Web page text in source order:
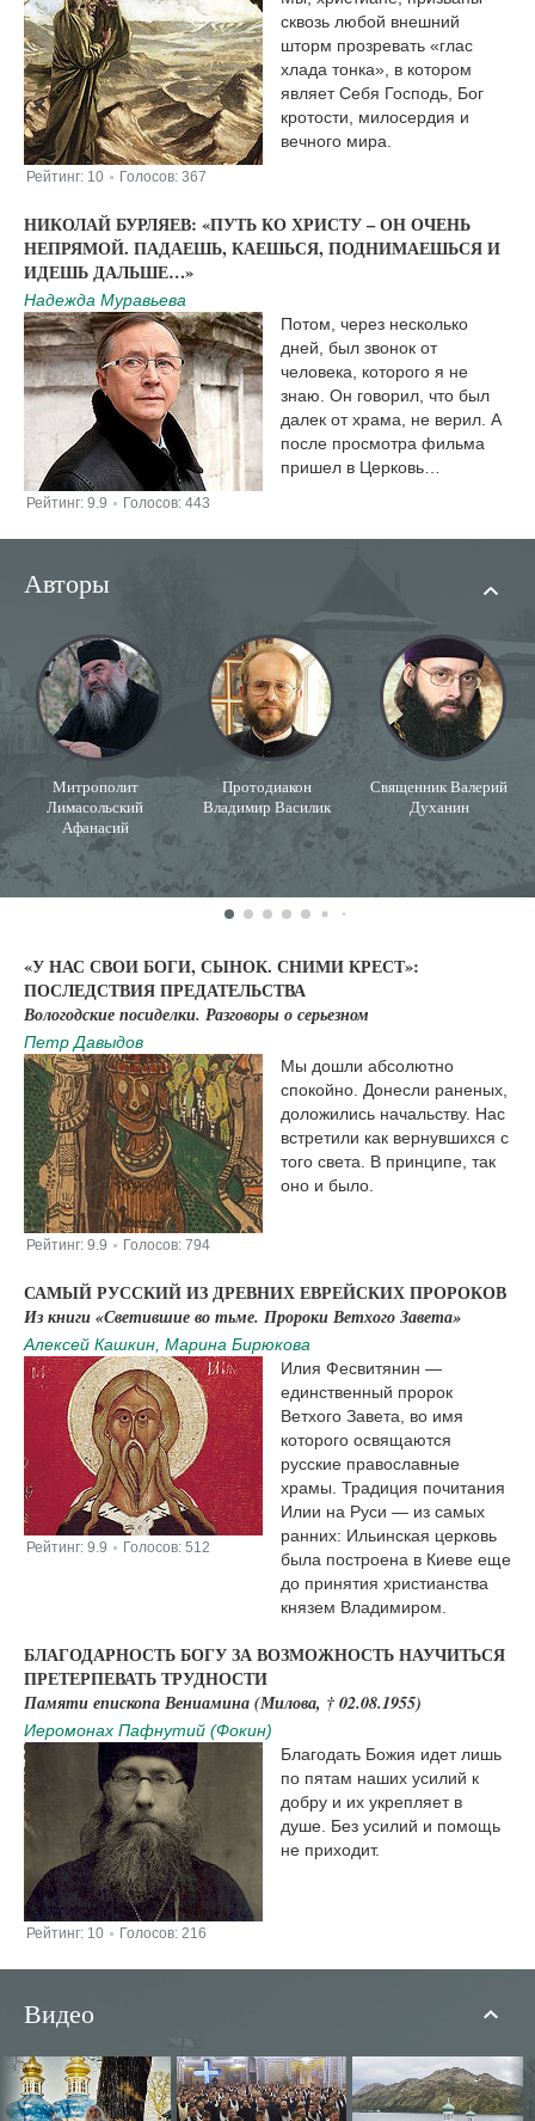
Рейтинг: 10 Голосов: 367
сквозь любой внешний
шторм прозревать «глас
хлада тонка», в котором
являет Себя Господь, Бог
кротости, милосердия и
вечного мира.
НИКОЛАЙ БУРЛЯЕВ: «ПУТЬ КО ХРИСТУ – ОН ОЧЕНЬ
НЕПРЯМОЙ. ПАДАЕШЬ, КАЕШЬСЯ, ПОДНИМАЕШЬСЯ И
ИДЕШЬ ДАЛЬШЕ…»
Надежда Муравьева
Рейтинг: 9.9 | Голосов: 443
Потом, через несколько
дней, был звонок от
человека, которого я не
знаю. Он говорил, что был
далек от храма, не верил. А
после просмотра фильма
пришел в Церковь…
Авторы
Митрополит
Лимасольский
Афанасий
Протодиакон
Владимир Василик
Священник Валерий
Духанин
«У НАС СВОИ БОГИ, СЫНОК. СНИМИ КРЕСТ»:
ПОСЛЕДСТВИЯ ПРЕДАТЕЛЬСТВА
Вологодские посиделки. Разговоры о серьезном
Петр Давыдов
Рейтинг: 9.9 | Голосов: 794
Мы дошли абсолютно
спокойно. Донесли раненых,
доложились начальству. Нас
встретили как вернувшихся с
того света. В принципе, так
оно и было.
САМЫЙ РУССКИЙ ИЗ ДРЕВНИХ ЕВРЕЙСКИХ ПРОРОКОВ
Из книги «Светившие во тьме. Пророки Ветхого Завета​»
Алексей Кашкин, Марина Бирюкова
Рейтинг: 9.9 | Голосов: 512
Илия Фесвитянин —
единственный пророк
Ветхого Завета, во имя
которого освящаются
русские православные
храмы. Традиция почитания
Илии на Руси — из самых
ранних: Ильинская церковь
была построена в Киеве еще
до принятия христианства
князем Владимиром.
БЛАГОДАРНОСТЬ БОГУ ЗА ВОЗМОЖНОСТЬ НАУЧИТЬСЯ
ПРЕТЕРПЕВАТЬ ТРУДНОСТИ
Памяти епископа Вениамина (Милова, † 02.08.1955)
Иеромонах Пафнутий (Фокин)
Рейтинг: 10 | Голосов: 216
Благодать Божия идет лишь
по пятам наших усилий к
добру и их укрепляет в
душе. Без усилий и помощь
не приходит.
Видео